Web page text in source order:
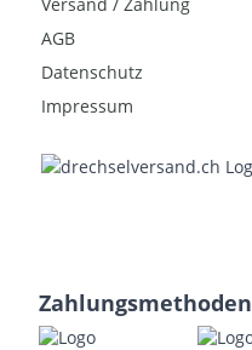
AGB
Datenschutz
Impressum
Zahlungsmethoden